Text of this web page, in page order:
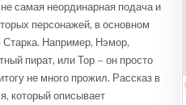
самая неординарная подача и
персонажей, в основном
Старка. Например, Нэмор,
пират, или Тор – он просто
не много прожил. Рассказ в
который описывает